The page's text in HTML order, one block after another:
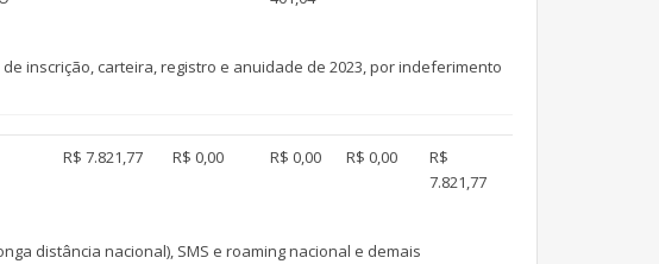
de inscrição, carteira, registro e anuidade de 2023, por indeferimento
R$ 7.821,77 R$ 0,00 R$ 0,00 R$ 0,00
R$
7.821,77
distância nacional), SMS e roaming nacional e demais